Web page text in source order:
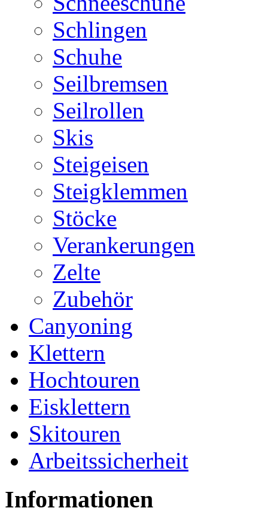
Schlingen
Schuhe
Seilbremsen
Seilrollen
Skis
Steigeisen
Steigklemmen
Stöcke
Verankerungen
Zelte
Zubehör
Canyoning
Klettern
Hochtouren
Eisklettern
Skitouren
Arbeitssicherheit
Informationen